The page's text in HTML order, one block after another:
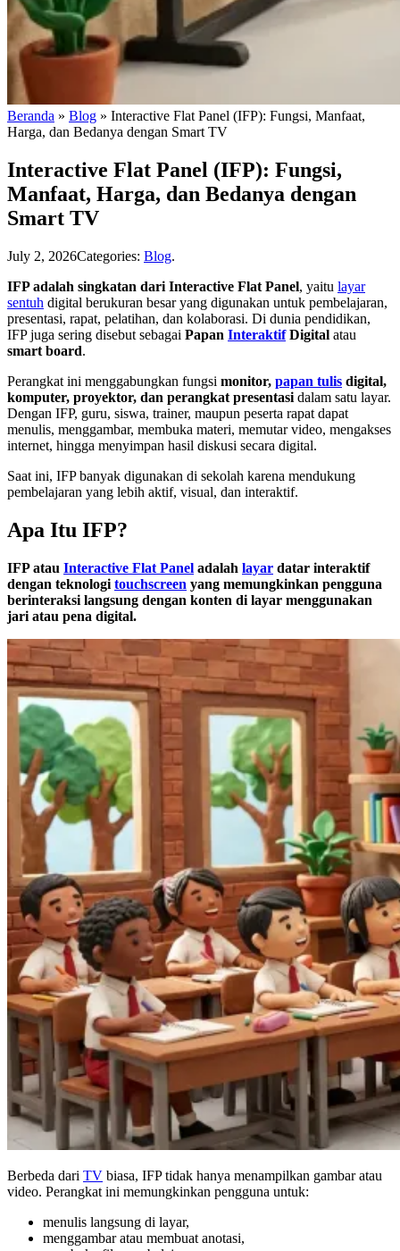
Beranda » Blog » Interactive Flat Panel (IFP): Fungsi, Manfaat,
Harga, dan Bedanya dengan Smart TV
Interactive Flat Panel (IFP): Fungsi,
Manfaat, Harga, dan Bedanya dengan
Smart TV
July 2, 2026Categories: Blog.
IFP adalah singkatan dari Interactive Flat Panel, yaitu layar
sentuh digital berukuran besar yang digunakan untuk pembelajaran,
presentasi, rapat, pelatihan, dan kolaborasi. Di dunia pendidikan,
IFP juga sering disebut sebagai Papan InteraktifDigital atau
smart board.
Perangkat ini menggabungkan fungsi monitor, papan tulis digital,
komputer, proyektor, dan perangkat presentasi dalam satu layar.
Dengan IFP, guru, siswa, trainer, maupun peserta rapat dapat
menulis, menggambar, membuka materi, memutar video, mengakses
internet, hingga menyimpan hasil diskusi secara digital.
Saat ini, IFP banyak digunakan di sekolah karena mendukung
pembelajaran yang lebih aktif, visual, dan interaktif.
Apa Itu IFP?
IFP atau Interactive Flat Panel adalah layar datar interaktif
dengan teknologi touchscreen yang memungkinkan pengguna
berinteraksi langsung dengan konten di layar menggunakan
jari atau pena digital.
Berbeda dari TV biasa, IFP tidak hanya menampilkan gambar atau
video. Perangkat ini memungkinkan pengguna untuk:
menulis langsung di layar,
menggambar atau membuat anotasi,